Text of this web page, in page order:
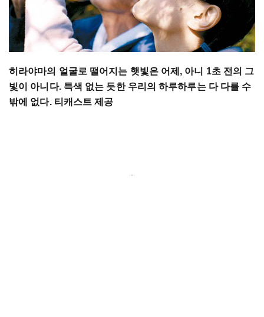
히라야마의 얼굴로 떨어지는 햇빛은 어제, 아니 1초 전의 그
빛이 아니다. 특색 없는 듯한 우리의 하루하루는 다 다를 수
밖에 없다. 티캐스트 제공